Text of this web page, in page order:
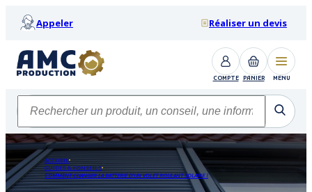
Appeler Réaliser un devis
COMPTE PANIER MENU
ACCUEIL
GUIDES & CONSEILS
COMMENT CHANGER LA BATTERIE D'UN VOLET ROULANT SOLAIRE ?